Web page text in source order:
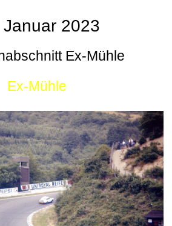
2023
Ex-Mühle
Ex-Mühle